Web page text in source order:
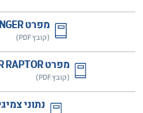
מפרט RANGER
(קובץ PDF)
מפרט RANGER RAPTOR
(קובץ PDF)
נתוני